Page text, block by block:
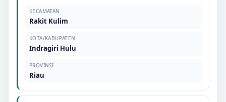
KECAMATAN
Rakit Kulim
KOTA/KABUPATEN
Indragiri Hulu
PROVINSI
Riau